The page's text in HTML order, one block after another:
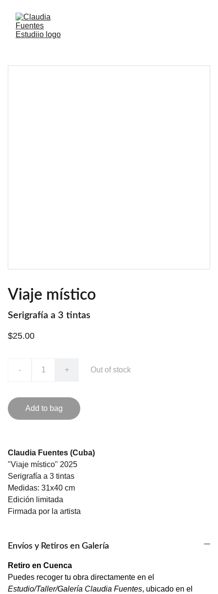
Viaje místico
Serigrafía a 3 tintas
$25.00
- + Out of stock
Add to bag
Claudia Fuentes (Cuba)
"Viaje místico" 2025
Serigrafía a 3 tintas
Medidas: 31x40 cm
Edición limitada
Firmada por la artista
Envíos y Retiros en Galería
Retiro en Cuenca
Puedes recoger tu obra directamente en el
Estudio/Taller/Galería Claudia Fuentes, ubicado en el